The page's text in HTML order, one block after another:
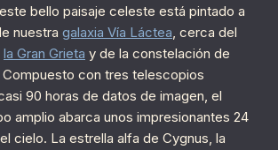
bello paisaje celeste está pintado a
nuestra galaxia Vía Láctea, cerca del
la Gran Grieta y de la constelación de
Compuesto con tres telescopios
90 horas de datos de imagen, el
amplio abarca unos impresionantes 24
cielo. La estrella alfa de Cygnus, la